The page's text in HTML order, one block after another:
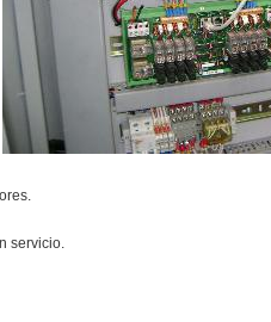
servicio.